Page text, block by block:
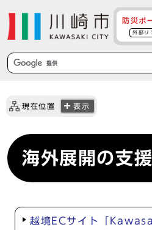
防災ポ
外部リ
現在位置 表示
海外展開の支援
越境ECサイト「